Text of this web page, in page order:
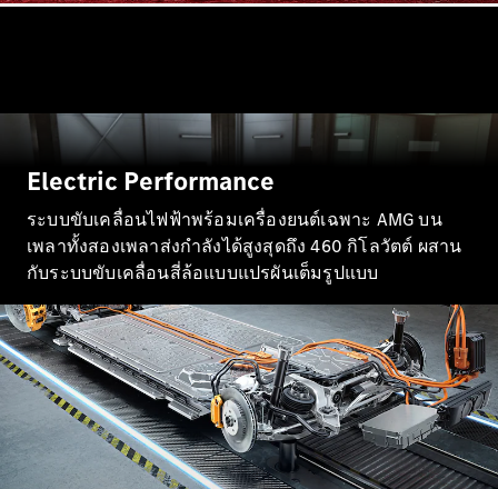
Showroom
All Coupés
CLE Coupé
Mercedes-
AMG GT
Coupé
ออกแบบ
รถยนต์
Electric Performance
ระบบขับเคลื่อนไฟฟ้าพร้อมเครื่องยนต์เฉพาะ AMG บน
เพลาทั้งสองเพลาส่งกำลังได้สูงสุดถึง 460 กิโลวัตต์ ผสาน
กับระบบขับเคลื่อนสี่ล้อแบบแปรผันเต็มรูปแบบ